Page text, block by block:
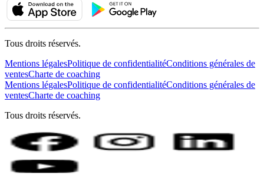
Tous droits réservés.
Mentions légalesPolitique de confidentialitéConditions générales de
ventesCharte de coaching
Mentions légalesPolitique de confidentialitéConditions générales de
ventesCharte de coaching
Tous droits réservés.